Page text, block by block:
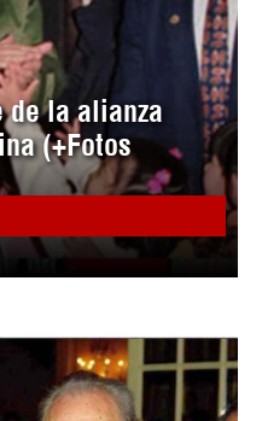
la alianza
(+Fotos